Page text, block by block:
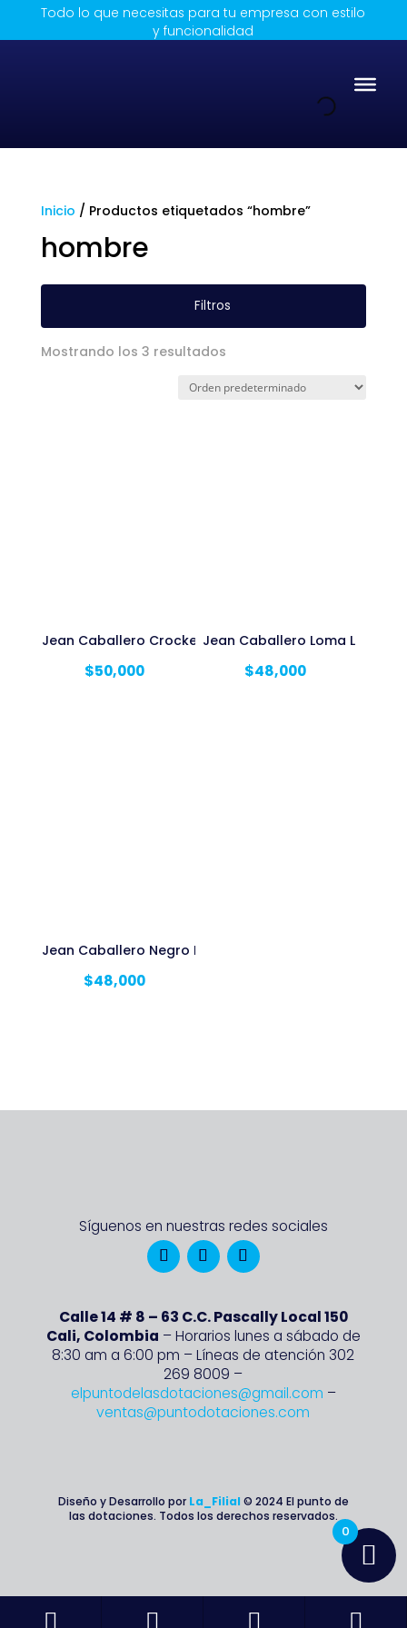
Todo lo que necesitas para tu empresa con estilo
y funcionalidad
Inicio / Productos etiquetados “hombre”
hombre
Filtros
Mostrando los 3 resultados
Jean Caballero Crocker Licrado
$50,000
Jean Caballero Loma Licrado
$48,000
Jean Caballero Negro Licrado
$48,000
Síguenos en nuestras redes sociales
Calle 14 # 8 – 63 C.C. Pascally Local 150
Cali, Colombia – Horarios lunes a sábado de
8:30 am a 6:00 pm – Líneas de atención 302
269 8009 –
elpuntodelasdotaciones@gmail.com –
ventas@puntodotaciones.com
Diseño y Desarrollo por La_Filial © 2024 El punto de
las dotaciones. Todos los derechos reservados.
   
0